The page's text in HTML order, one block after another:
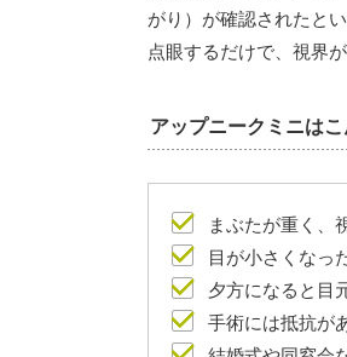
がり）が確認されたと
点眼するだけで、視界
アップニークミニは
まぶたが重く、
目が小さくなっ
夕方になると目
手術には抵抗が